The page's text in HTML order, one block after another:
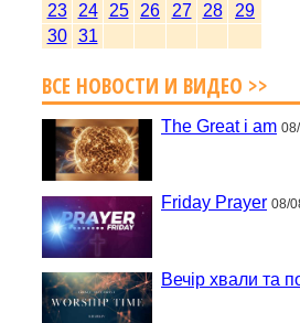
23
24 25 26 27 28
29
30
31
ВСЕ НОВОСТИ И ВИДЕО >>
The Great i am
Friday Prayer 08/
Вечір хвали та